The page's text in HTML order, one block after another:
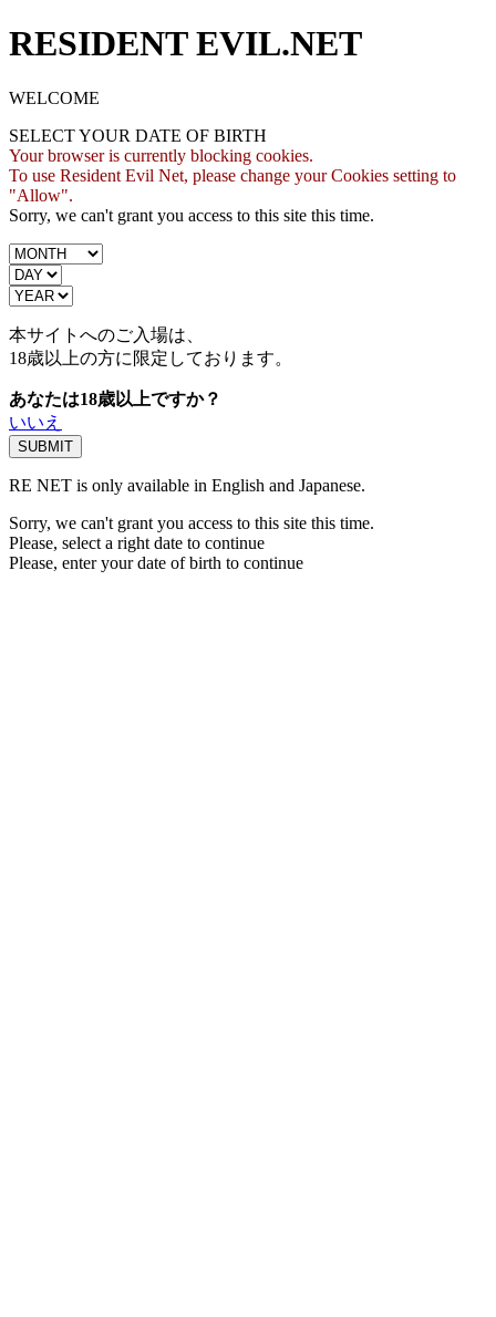
RESIDENT EVIL.NET
WELCOME
SELECT YOUR DATE OF BIRTH
Your browser is currently blocking cookies.
To use Resident Evil Net, please change your Cookies setting to
"Allow".
Sorry, we can't grant you access to this site this time.
本サイトへのご入場は、
18歳以上の方に限定しております。
あなたは18歳以上ですか？
いいえ
RE NET is only available in English and Japanese.
Sorry, we can't grant you access to this site this time.
Please, select a right date to continue
Please, enter your date of birth to continue